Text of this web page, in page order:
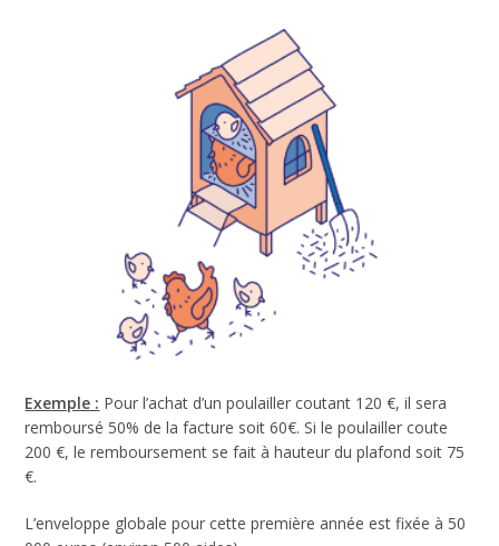
Exemple : Pour l’achat d’un poulailler coutant 120 €, il sera
remboursé 50% de la facture soit 60€. Si le poulailler coute
200 €, le remboursement se fait à hauteur du plafond soit 75
€.
L’enveloppe globale pour cette première année est fixée à 50